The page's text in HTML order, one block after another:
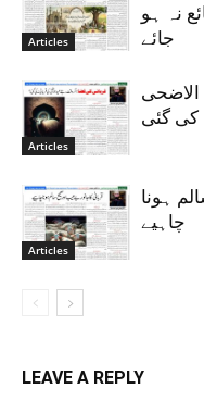
Articles
نہ ہو
جائے
Articles
الاضحی
کی گئی
Articles
ہونا
چاہیے
LEAVE A REPLY